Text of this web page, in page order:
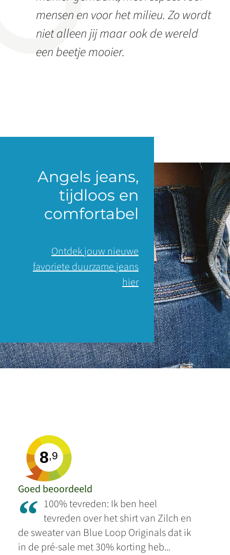
mensen en voor het milieu. Zo wordt
niet alleen jij maar ook de wereld
een beetje mooier.
Angels jeans,
tijdloos en
comfortabel
Ontdek jouw nieuwe
favoriete duurzame jeans
hier
8,9
Goed beoordeeld
“ 100% tevreden: Ik ben heel
tevreden over het shirt van Zilch en
de sweater van Blue Loop Originals dat ik
in de pré-sale met 30% korting heb...